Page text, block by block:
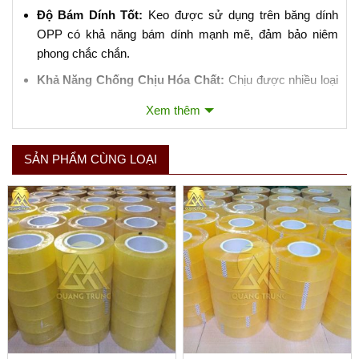
Độ Bám Dính Tốt: Keo được sử dụng trên băng dính
OPP có khả năng bám dính mạnh mẽ, đảm bảo niêm
phong chắc chắn.
Khả Năng Chống Chịu Hóa Chất: Chịu được nhiều loại
Niêm Phong Hộp Carton:
giúp đảm bảo hàng hóa không bị mở ra trong quá trình
vận chuyển.
Đóng Gói Sản Phẩm:Bảo vệ sản phẩm khỏi bụi bẩn,
nước và các yếu tố môi trường khác.
Sử Dụng Trong Công Nghiệp:
Thích hợp cho việc đóng
gói tự động bằng máy móc do độ bền và khả năng chịu
lực tốt.
4. Lưu Ý Khi Sử Dụng Băng Dính Đóng Gói OPP:
Xem thêm
SẢN PHẨM CÙNG LOẠI